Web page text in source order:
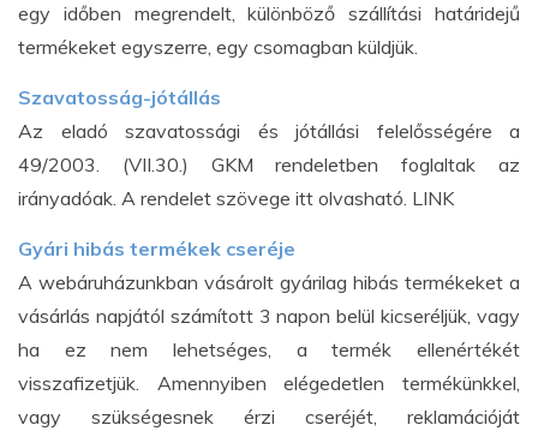
egy időben megrendelt, különböző szállítási határidejű
termékeket egyszerre, egy csomagban küldjük.
Szavatosság-jótállás
Az eladó szavatossági és jótállási felelősségére a
49/2003. (VII.30.) GKM rendeletben foglaltak az
irányadóak. A rendelet szövege itt olvasható. LINK
Gyári hibás termékek cseréje
A webáruházunkban vásárolt gyárilag hibás termékeket a
vásárlás napjától számított 3 napon belül kicseréljük, vagy
ha ez nem lehetséges, a termék ellenértékét
visszafizetjük. Amennyiben elégedetlen termékünkkel,
vagy szükségesnek érzi cseréjét, reklamációját